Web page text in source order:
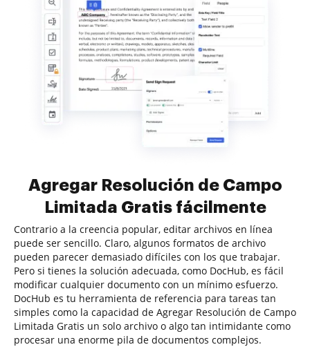
Agregar Resolución de Campo
Limitada Gratis fácilmente
Contrario a la creencia popular, editar archivos en línea
puede ser sencillo. Claro, algunos formatos de archivo
pueden parecer demasiado difíciles con los que trabajar.
Pero si tienes la solución adecuada, como DocHub, es fácil
modificar cualquier documento con un mínimo esfuerzo.
DocHub es tu herramienta de referencia para tareas tan
simples como la capacidad de Agregar Resolución de Campo
Limitada Gratis un solo archivo o algo tan intimidante como
procesar una enorme pila de documentos complejos.